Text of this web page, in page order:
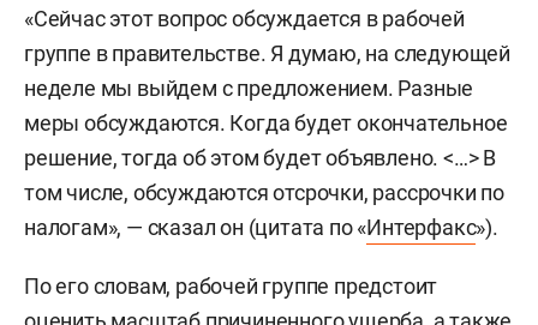
«Сейчас этот вопрос обсуждается в рабочей
группе в правительстве. Я думаю, на следующей
неделе мы выйдем с предложением. Разные
меры обсуждаются. Когда будет окончательное
решение, тогда об этом будет объявлено. <…> В
том числе, обсуждаются отсрочки, рассрочки по
налогам», — сказал он (цитата по «Интерфакс»).
По его словам, рабочей группе предстоит